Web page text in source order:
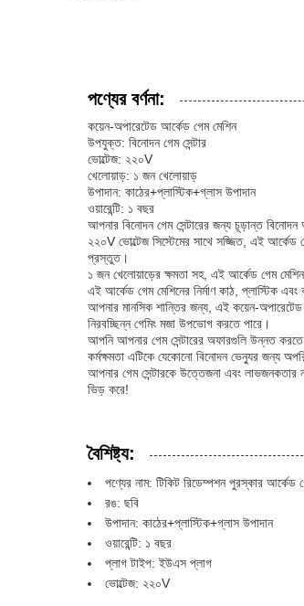
পণ্যের বর্ণনা:
কয়েন-অপারেটেড আর্কেড গেম মেশিন
উপযুক্ত: বিনোদন গেম সেন্টার
ভোল্টেজ: ২২০V
খেলোয়াড়: ১ জন খেলোয়াড়
উপাদান: কাঠের+প্লাস্টিক+গ্লাস উপাদান
ওয়ারেন্টি: ১ বছর
আপনার বিনোদন গেম সেন্টারের জন্য চূড়ান্ত
২২০V ভোল্টেজ সিস্টেমের সাথে সজ্জিত, এই আর্কেড
প্রস্তুত।
১ জন খেলোয়াড়ের ক্ষমতা সহ, এই আর্কেড গেম
এই আর্কেড গেম মেশিনের নির্মাণ কাঠ, প্লাস্টিক
আপনার মানসিক শান্তির জন্য, এই কয়েন-অপারেটেড
নিরবচ্ছিন্ন গেমিং মজা উপভোগ করতে পারে।
আপনি আপনার গেম সেন্টারের অফারগুলি উন্নত
কর্মক্ষমতা এটিকে যেকোনো বিনোদন ভেন্যুর জন্য
আপনার গেম সেন্টারকে উত্তেজনা এবং
ভিড় করে!
বৈশিষ্ট্য:
পণ্যের নাম: টিকিট রিডেম্পশন পুরস্কার আর্কেড
রঙ: ছবি
উপাদান: কাঠের+প্লাস্টিক+গ্লাস উপাদান
ওয়ারেন্টি: ১ বছর
প্লাগ টাইপ: ইউএস প্লাগ
ভোল্টেজ: ২২০V